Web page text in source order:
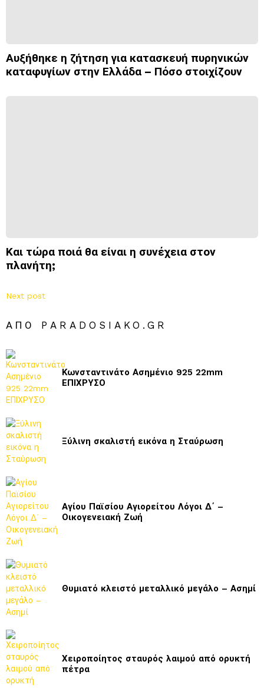
Αυξήθηκε η ζήτηση για κατασκευή πυρηνικών
καταφυγίων στην Ελλάδα – Πόσο στοιχίζουν
Και τώρα ποιά θα είναι η συνέχεια στον
πλανήτη;
Next post
ΑΠΌ PARADOSIAKO.GR
Κωνσταντινάτο Ασημένιο 925 22mm
ΕΠΙΧΡΥΣΟ
Ξύλινη σκαλιστή εικόνα η Σταύρωση
Αγίου Παϊσίου Αγιορείτου Λόγοι Δ΄ –
Οικογενειακή Ζωή
Θυμιατό κλειστό μεταλλικό μεγάλο – Ασημί
Χειροποίητος σταυρός λαιμού από ορυκτή
πέτρα